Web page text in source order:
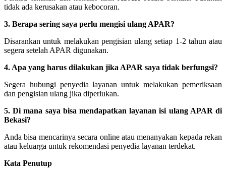
tidak ada kerusakan atau kebocoran.
3. Berapa sering saya perlu mengisi ulang APAR?
Disarankan untuk melakukan pengisian ulang setiap 1-2 tahun atau
segera setelah APAR digunakan.
4. Apa yang harus dilakukan jika APAR saya tidak berfungsi?
Segera hubungi penyedia layanan untuk melakukan pemeriksaan
dan pengisian ulang jika diperlukan.
5. Di mana saya bisa mendapatkan layanan isi ulang APAR di
Bekasi?
Anda bisa mencarinya secara online atau menanyakan kepada rekan
atau keluarga untuk rekomendasi penyedia layanan terdekat.
Kata Penutup